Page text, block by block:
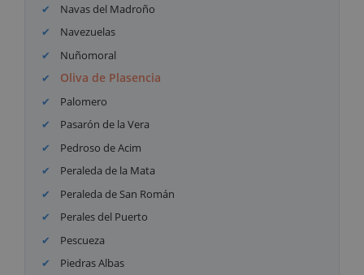
Navas del Madroño
Navezuelas
Nuñomoral
Oliva de Plasencia
Palomero
Pasarón de la Vera
Pedroso de Acim
Peraleda de la Mata
Peraleda de San Román
Perales del Puerto
Pescueza
Piedras Albas